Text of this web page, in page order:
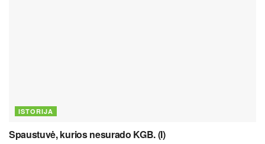
ISTORIJA
Spaustuvė, kurios nesurado KGB. (I)